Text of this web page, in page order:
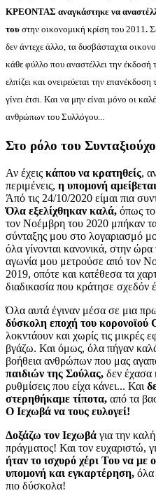
ΚΡΕΟΝΤΑΣ αναγκάστηκε να
του στην οικονομική κρίση του 2011 .
δεν άντεχε άλλο, τα δυσβάσταχτα
κάθε φύλλο που αναστέλλει την έκδοσή
ελπίζει και ονειρεύεται την
γίνει έτσι. Και να μην είναι μόνο οι
ανθρώπων του Συλλόγου...
Στο ρόλο του
Αν έχεις κάπου να κρατηθείς,
περιμένεις, η υπομονή
Άπό τις 24/10/2020 είμαι πια
Όλα εξελίχθηκαν καλά, όπως το
τον Νοέμβρη του 2020 μπήκαν
σύνταξης μου στο λογαριασμό
όλα γίνονται κανονικά, στην
αγωνία μου μετρούσε από τον
2019, οπότε και κατέθεσα τα
διαδικασία που κράτησε σχεδόν
Όλα αυτά έγιναν μέσα σε μια
δύσκολη εποχή του κορονοϊού
λοκντάουν και χωρίς τις μικρές
βγάζω. Και όμως, όλα πήγαν
βοήθεια ανθρώπων που μας
παιδιών της Σούλας, δεν έχασα
ρυθμίσεις που είχα κάνει... Και
στερηθήκαμε τίποτα, από τα
Ο Ιεχωβά να τους ευλογεί!
Δοξάζω τον Ιεχωβά για την
πράγματος! Και τον ευχαριστώ,
ήταν το ισχυρό χέρι Του να με
υπομονή και εγκαρτέρηση, όλα
πιο δύσκολα!